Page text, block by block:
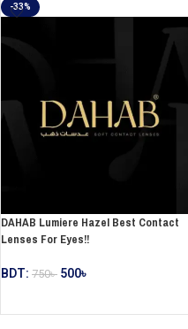
-33%
DAHAB Lumiere Hazel Best Contact
Lenses For Eyes!!
BDT: 750৳ 500৳